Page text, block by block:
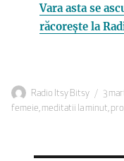
Vara asta se
răcorește la
Autor
Radio Itsy Bitsy
pe
3
femeie, meditatii la minut,